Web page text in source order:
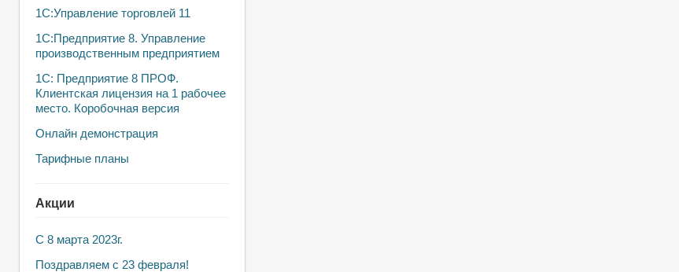
1С:Управление торговлей 11
1С:Предприятие 8. Управление
производственным предприятием
1С: Предприятие 8 ПРОФ.
Клиентская лицензия на 1 рабочее
место. Коробочная версия
Онлайн демонстрация
Тарифные планы
Акции
С 8 марта 2023г.
Поздравляем с 23 февраля!